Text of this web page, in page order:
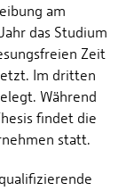
am
das Studium
Zeit
Im dritten
Während
findet die
statt.